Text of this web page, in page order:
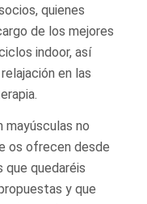
quienes
de los mejores
indoor, así
en las
no
os ofrecen desde
que quedaréis
y que